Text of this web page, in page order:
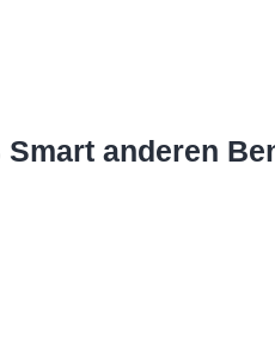
Smart anderen